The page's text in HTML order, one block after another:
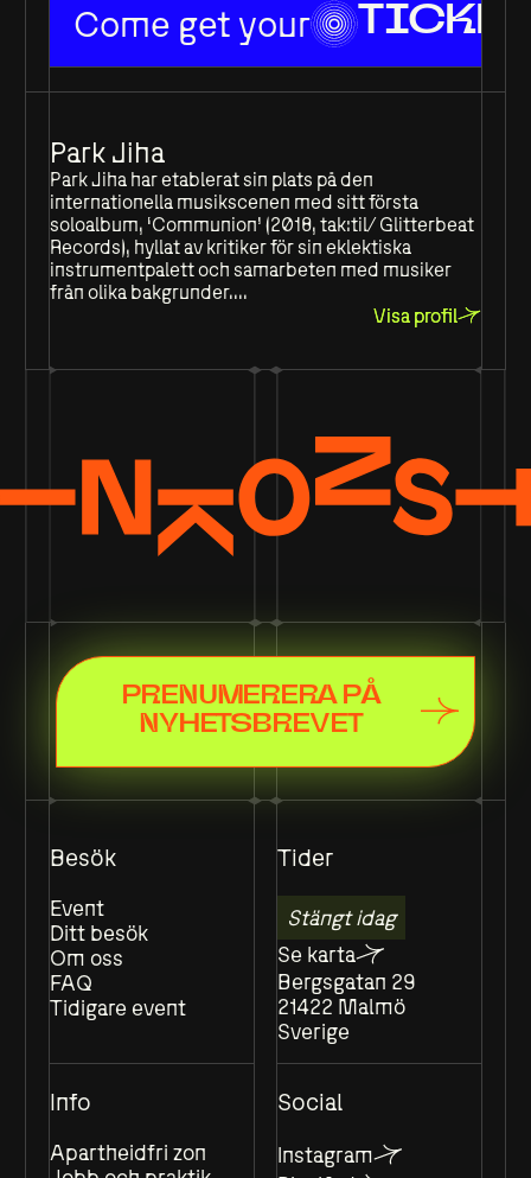
Come get your
Park Jiha
Park Jiha har etablerat sin plats på den
internationella musikscenen med sitt första
soloalbum, ‘Communion’ (2018, tak:til/ Glitterbeat
Records), hyllat av kritiker för sin eklektiska
instrumentpalett och samarbeten med musiker
från olika bakgrunder....
Visa profil
PRENUMERERA PÅ
NYHETSBREVET
Besök
Event
Ditt besök
Om oss
FAQ
Tidigare event
Tider
Stängt idag
Se karta
Bergsgatan 29
21422 Malmö
Sverige
Info
Apartheidfri zon
Social
Instagram